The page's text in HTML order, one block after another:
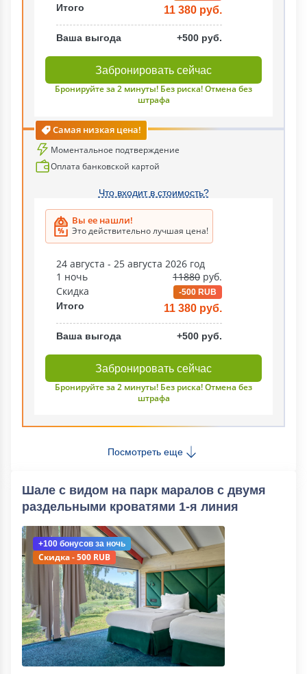
Итого 11 380 руб.
Ваша выгода +500 руб.
Забронировать сейчас
Бронируйте за 2 минуты! Без риска! Отмена без
штрафа
Самая низкая цена!
Моментальное подтверждение
Оплата банковской картой
Что входит в стоимость?
Вы ее нашли!
Это действительно лучшая цена!
24 августа - 25 августа 2026 год
1 ночь
11880 руб.
Скидка
-500 RUB
Итого 11 380 руб.
Ваша выгода +500 руб.
Забронировать сейчас
Бронируйте за 2 минуты! Без риска! Отмена без
штрафа
Посмотреть еще
Шале с видом на парк маралов c двумя
раздельными кроватями 1-я линия
+100 бонусов за ночь
Скидка - 500 RUB